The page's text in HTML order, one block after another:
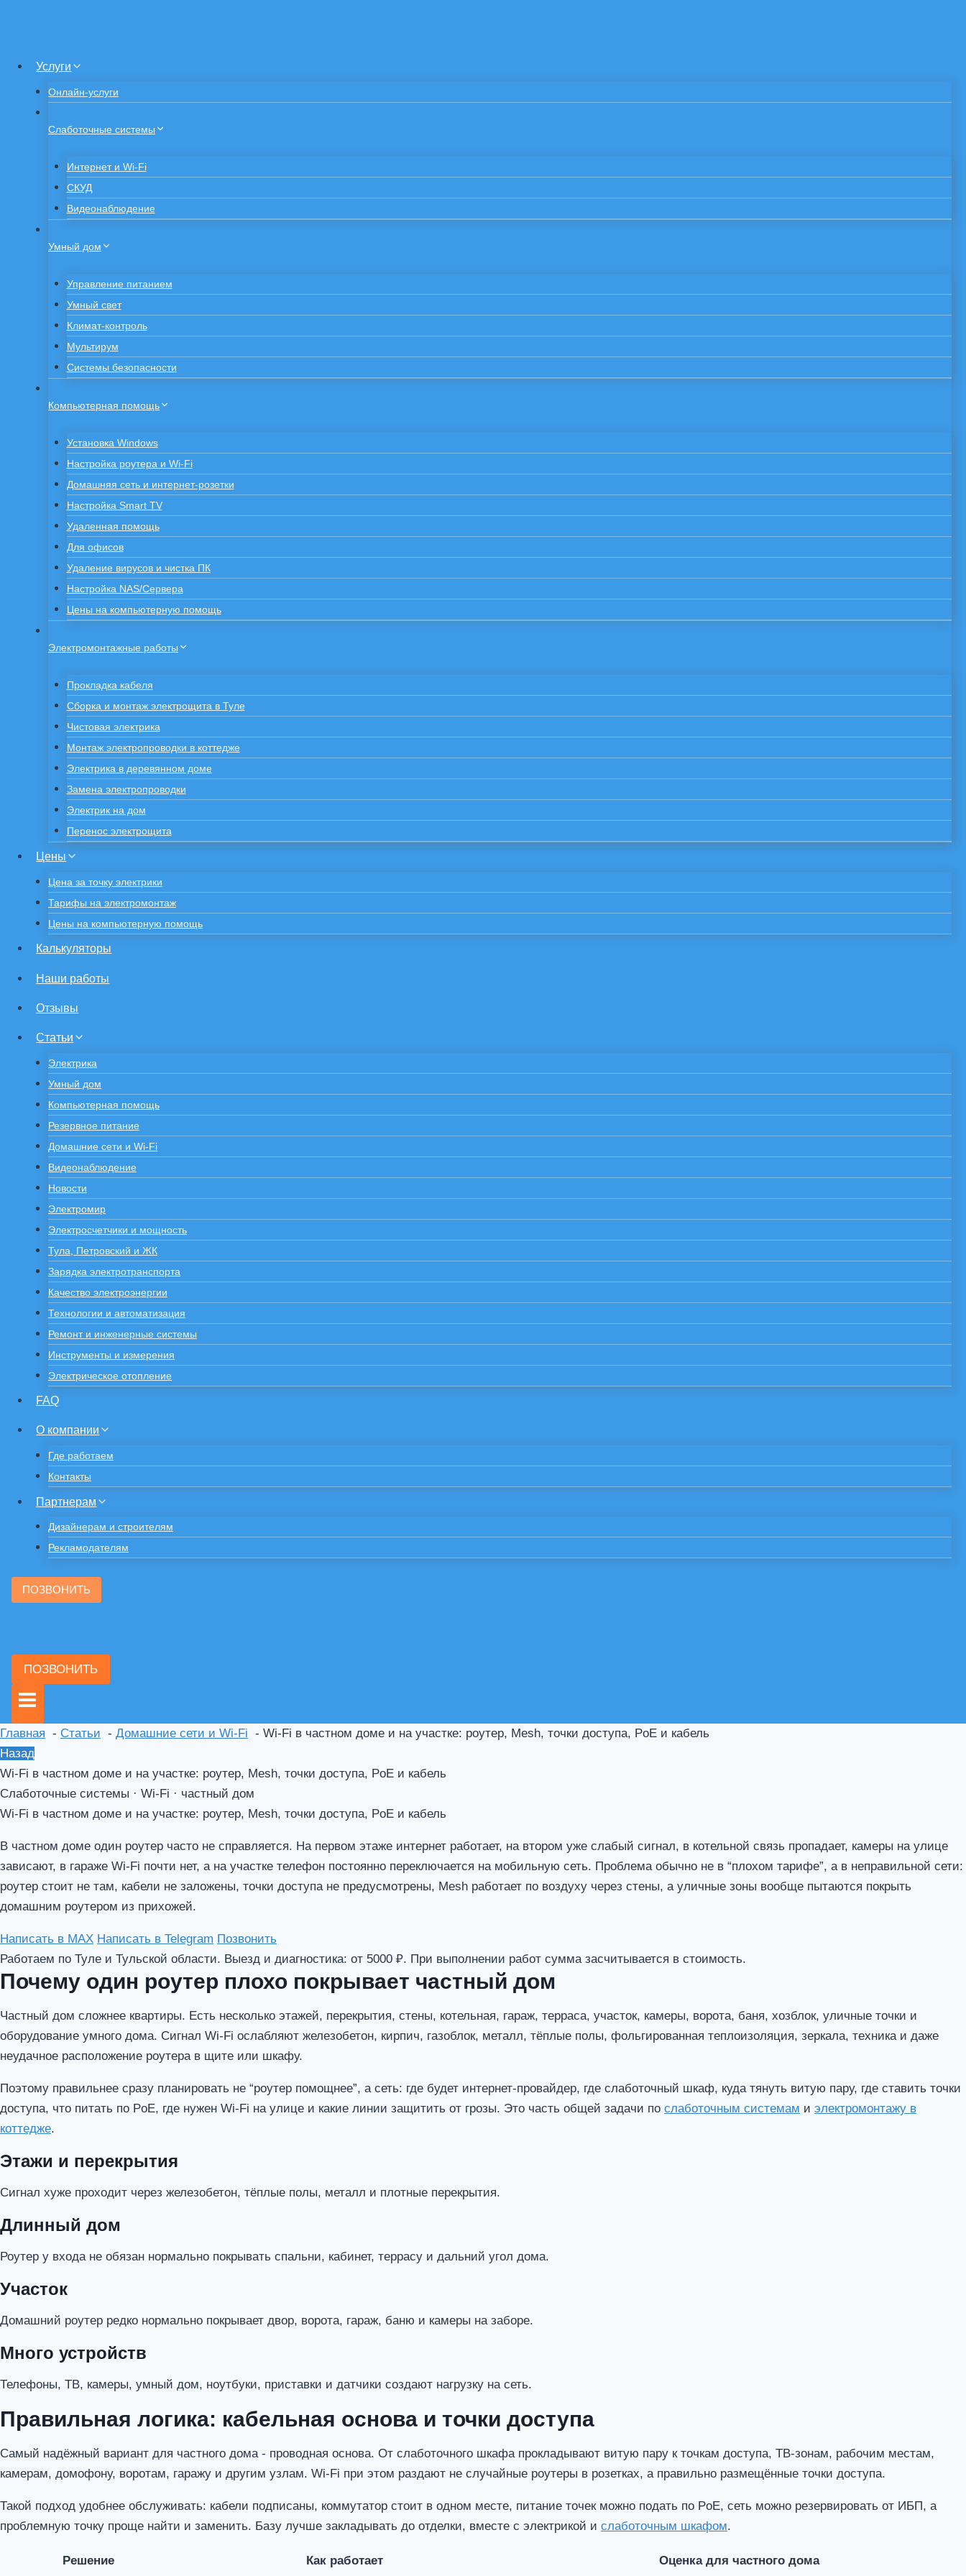
Услуги
Онлайн-услуги
Слаботочные системы
Интернет и Wi-Fi
СКУД
Видеонаблюдение
Умный дом
Управление питанием
Умный свет
Климат-контроль
Мультирум
Системы безопасности
Компьютерная помощь
Установка Windows
Настройка роутера и Wi-Fi
Домашняя сеть и интернет-розетки
Настройка Smart TV
Удаленная помощь
Для офисов
Удаление вирусов и чистка ПК
Настройка NAS/Сервера
Цены на компьютерную помощь
Электромонтажные работы
Прокладка кабеля
Сборка и монтаж электрощита в Туле
Чистовая электрика
Монтаж электропроводки в коттедже
Электрика в деревянном доме
Замена электропроводки
Электрик на дом
Перенос электрощита
Цены
Цена за точку электрики
Тарифы на электромонтаж
Цены на компьютерную помощь
Калькуляторы
Наши работы
Отзывы
Статьи
Электрика
Умный дом
Компьютерная помощь
Резервное питание
Домашние сети и Wi-Fi
Видеонаблюдение
Новости
Электромир
Электросчетчики и мощность
Тула, Петровский и ЖК
Зарядка электротранспорта
Качество электроэнергии
Технологии и автоматизация
Ремонт и инженерные системы
Инструменты и измерения
Электрическое отопление
FAQ
О компании
Где работаем
Контакты
Партнерам
Дизайнерам и строителям
Рекламодателям
ПОЗВОНИТЬ
ПОЗВОНИТЬ
Главная Статьи Домашние сети и Wi-Fi
Wi-Fi в частном доме и на участке: роутер, Mesh, точки доступа, PoE и кабель
Назад
Wi-Fi в частном доме и на участке: роутер, Mesh, точки доступа, PoE и кабель
Слаботочные системы · Wi-Fi · частный дом
Wi-Fi в частном доме и на участке: роутер, Mesh, точки доступа, PoE и кабель
В частном доме один роутер часто не справляется. На первом этаже интернет работает, на втором уже слабый сигнал, в котельной связь пропадает, камеры на улице
зависают, в гараже Wi-Fi почти нет, а на участке телефон постоянно переключается на мобильную сеть. Проблема обычно не в “плохом тарифе”, а в неправильной сети:
роутер стоит не там, кабели не заложены, точки доступа не предусмотрены, Mesh работает по воздуху через стены, а уличные зоны вообще пытаются покрыть
домашним роутером из прихожей.
Написать в MAX Написать в Telegram Позвонить
Работаем по Туле и Тульской области. Выезд и диагностика: от 5000 ₽. При выполнении работ сумма засчитывается в стоимость.
Почему один роутер плохо покрывает частный дом
Частный дом сложнее квартиры. Есть несколько этажей, перекрытия, стены, котельная, гараж, терраса, участок, камеры, ворота, баня, хозблок, уличные точки и
оборудование умного дома. Сигнал Wi-Fi ослабляют железобетон, кирпич, газоблок, металл, тёплые полы, фольгированная теплоизоляция, зеркала, техника и даже
неудачное расположение роутера в щите или шкафу.
Поэтому правильнее сразу планировать не “роутер помощнее”, а сеть: где будет интернет-провайдер, где слаботочный шкаф, куда тянуть витую пару, где ставить точки
доступа, что питать по PoE, где нужен Wi-Fi на улице и какие линии защитить от грозы. Это часть общей задачи по слаботочным системам и электромонтажу в
коттедже.
Этажи и перекрытия
Сигнал хуже проходит через железобетон, тёплые полы, металл и плотные перекрытия.
Длинный дом
Роутер у входа не обязан нормально покрывать спальни, кабинет, террасу и дальний угол дома.
Участок
Домашний роутер редко нормально покрывает двор, ворота, гараж, баню и камеры на заборе.
Много устройств
Телефоны, ТВ, камеры, умный дом, ноутбуки, приставки и датчики создают нагрузку на сеть.
Правильная логика: кабельная основа и точки доступа
Самый надёжный вариант для частного дома - проводная основа. От слаботочного шкафа прокладывают витую пару к точкам доступа, ТВ-зонам, рабочим местам,
камерам, домофону, воротам, гаражу и другим узлам. Wi-Fi при этом раздают не случайные роутеры в розетках, а правильно размещённые точки доступа.
Такой подход удобнее обслуживать: кабели подписаны, коммутатор стоит в одном месте, питание точек можно подать по PoE, сеть можно резервировать от ИБП, а
проблемную точку проще найти и заменить. Базу лучше закладывать до отделки, вместе с электрикой и слаботочным шкафом.
Решение Как работает Оценка для частного дома